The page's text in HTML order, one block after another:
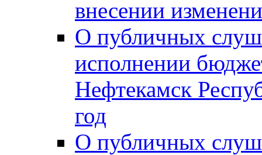
внесении
О публичных
исполнении
Нефтекамск
год
О публичных